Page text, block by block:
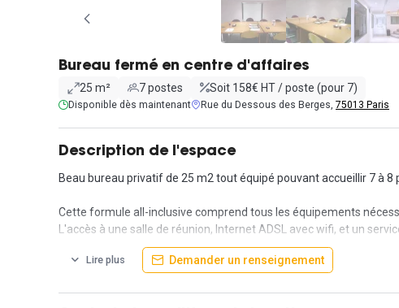
Bureau fermé en centre d'affaires
25 m² 7 postes Soit 158€ HT / poste (pour 7)
Disponible dès maintenant Rue du Dessous des Berges, 75013 Paris
Description de l'espace
Beau bureau privatif de 25 m2 tout équipé pouvant accueillir 7 à
Cette formule all-inclusive comprend tous les équipements
L'accès à une salle de réunion, Internet ADSL avec wifi, et un
Vous profiterez d'un service clés-en-main, vous n'avez plus qu'à
Situé dans le 13ème arrondissement, ce bureau fermé est
Lire plus Demander un renseignement